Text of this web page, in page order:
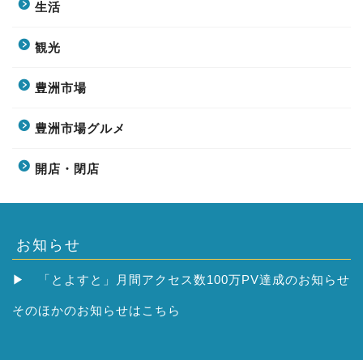
生活
観光
豊洲市場
豊洲市場グルメ
開店・閉店
お知らせ
▶ 「とよすと」月間アクセス数100万PV達成のお知らせ
そのほかのお知らせはこちら